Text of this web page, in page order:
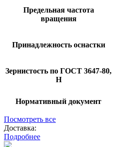
Предельная частота
вращения
Принадлежность оснастки
Зернистость по ГОСТ 3647-80,
Н
Нормативный документ
Посмотреть все
Доставка:
Подробнее